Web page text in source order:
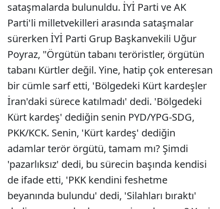
sataşmalarda bulunuldu. İYİ Parti ve AK
Parti'li milletvekilleri arasında sataşmalar
sürerken İYİ Parti Grup Başkanvekili Uğur
Poyraz, "Örgütün tabanı teröristler, örgütün
tabanı Kürtler değil. Yine, hatip çok enteresan
bir cümle sarf etti, 'Bölgedeki Kürt kardeşler
İran'daki sürece katılmadı' dedi. 'Bölgedeki
Kürt kardeş' dediğin senin PYD/YPG-SDG,
PKK/KCK. Senin, 'Kürt kardeş' dediğin
adamlar terör örgütü, tamam mı? Şimdi
'pazarlıksız' dedi, bu sürecin başında kendisi
de ifade etti, 'PKK kendini feshetme
beyanında bulundu' dedi, 'Silahları bıraktı'